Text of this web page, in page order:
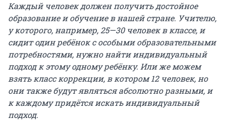
Каждый человек должен получить достойное
образование и обучение в нашей стране. Учителю,
у которого, например, 25—30 человек в классе, и
сидит один ребёнок с особыми образовательными
потребностями, нужно найти индивидуальный
подход к этому одному ребёнку. Или же можем
взять класс коррекции, в котором 12 человек, но
они также будут являться абсолютно разными, и
к каждому придётся искать индивидуальный
подход.